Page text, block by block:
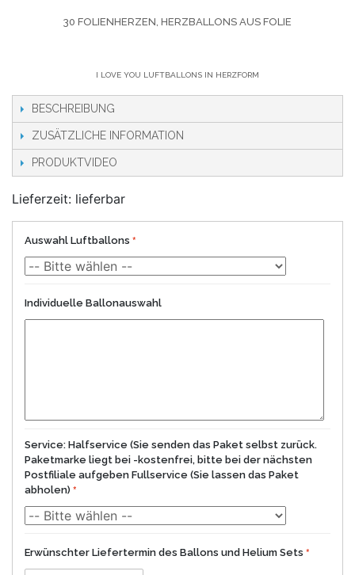
30 FOLIENHERZEN, HERZBALLONS AUS FOLIE
I LOVE YOU LUFTBALLONS IN HERZFORM
BESCHREIBUNG
ZUSÄTZLICHE INFORMATION
PRODUKTVIDEO
Lieferzeit: lieferbar
Auswahl Luftballons
Individuelle Ballonauswahl
Service: Halfservice (Sie senden das Paket selbst zurück.
Paketmarke liegt bei -kostenfrei, bitte bei der nächsten
Postfiliale aufgeben Fullservice (Sie lassen das Paket
abholen)
Erwünschter Liefertermin des Ballons und Helium Sets